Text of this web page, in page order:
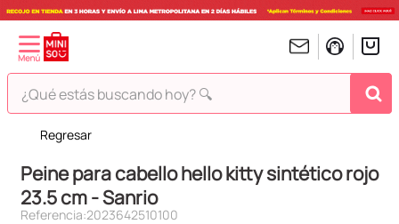
¿Qué estás buscando hoy? 🔍
Regresar
Peine para cabello hello kitty sintético rojo
23.5 cm - Sanrio
Referencia:2023642510100
TÉRMINOS MÁS BUSCADOS
1.
peluches
2.
hello kitty